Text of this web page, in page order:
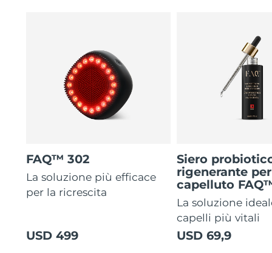
FAQ™ 302
La soluzione più efficace
per la ricrescita
USD 499
Siero
rigenerante
capelluto
La soluzione
capelli più vitali
USD 69,9